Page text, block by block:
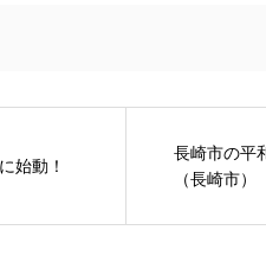
始動！
長崎市の平
（長崎市）